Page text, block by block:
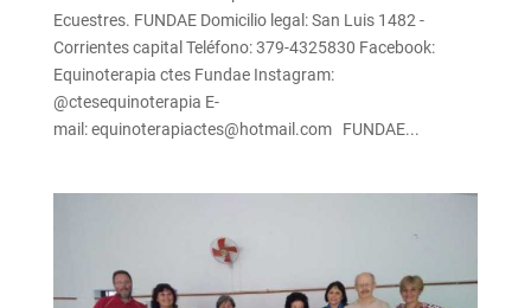
Ecuestres. FUNDAE Domicilio legal: San Luis 1482 -
Corrientes capital Teléfono: 379-4325830 Facebook:
Equinoterapia ctes Fundae Instagram:
@ctesequinoterapia E-
mail: equinoterapiactes@hotmail.com FUNDAE...